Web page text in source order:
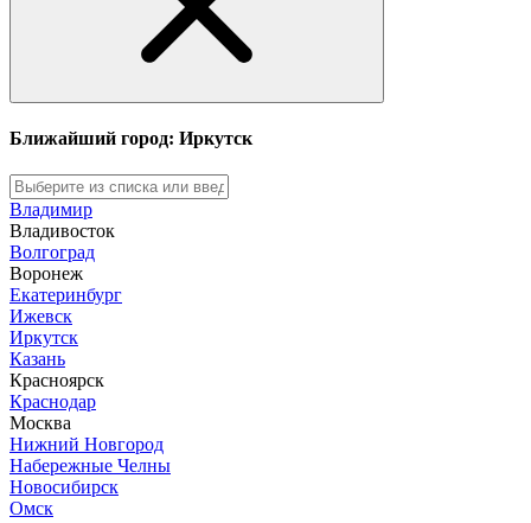
Ближайший город: Иркутск
Владимир
Владивосток
Волгоград
Воронеж
Екатеринбург
Ижевск
Иркутск
Казань
Красноярск
Краснодар
Москва
Нижний Новгород
Набережные Челны
Новосибирск
Омск